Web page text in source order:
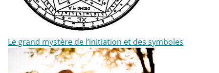
Le grand mystère de l’initiation et des symboles